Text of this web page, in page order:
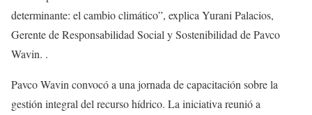
determinante: el cambio climático”, explica Yurani Palacios,
Gerente de Responsabilidad Social y Sostenibilidad de Pavco
Wavin. .
Pavco Wavin convocó a una jornada de capacitación sobre la
gestión integral del recurso hídrico. La iniciativa reunió a